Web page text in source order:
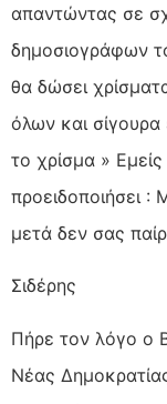
απαντώντας σε
δημοσιογράφων
θα δώσει
όλων και
το χρίσμα »
προειδοποιήσει :
μετά δεν σας
Σιδέρης
Πήρε τον λόγο ο
Νέας